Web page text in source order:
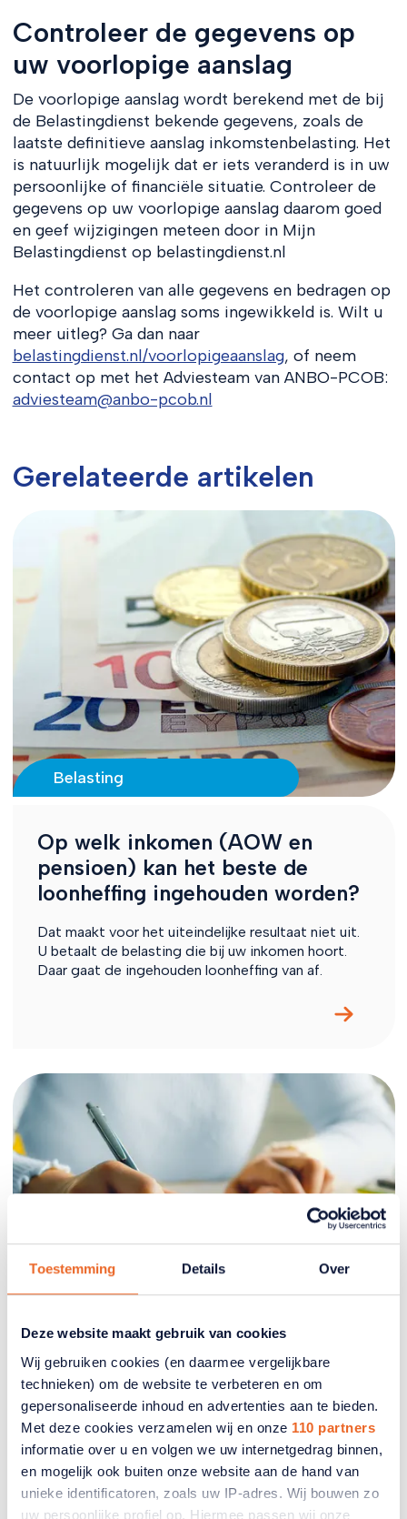
Toestemming Details Over
Deze website maakt gebruik van cookies
Wij gebruiken cookies (en daarmee vergelijkbare
technieken) om de website te verbeteren en om
gepersonaliseerde inhoud en advertenties aan te bieden.
Met deze cookies verzamelen wij en onze 110 partners
informatie over u en volgen we uw internetgedrag binnen,
en mogelijk ook buiten onze website aan de hand van
unieke identificatoren, zoals uw IP-adres. Wij bouwen zo
uw persoonlijke profiel op. Hiermee passen wij onze
Controleer de gegevens op
uw voorlopige aanslag
De voorlopige aanslag wordt berekend met de bij
de Belastingdienst bekende gegevens, zoals de
laatste definitieve aanslag inkomstenbelasting. Het
is natuurlijk mogelijk dat er iets veranderd is in uw
persoonlijke of financiële situatie. Controleer de
gegevens op uw voorlopige aanslag daarom goed
en geef wijzigingen meteen door in Mijn
Belastingdienst op belastingdienst.nl
Het controleren van alle gegevens en bedragen op
de voorlopige aanslag soms ingewikkeld is. Wilt u
meer uitleg? Ga dan naar
belastingdienst.nl/voorlopigeaanslag, of neem
contact op met het Adviesteam van ANBO-PCOB:
adviesteam@anbo-pcob.nl
Gerelateerde artikelen
Belasting
Op welk inkomen (AOW en
pensioen) kan het beste de
loonheffing ingehouden worden?
Dat maakt voor het uiteindelijke resultaat niet uit.
U betaalt de belasting die bij uw inkomen hoort.
Daar gaat de ingehouden loonheffing van af.
Belasting
Waarom moet ik ieder jaar
inkomstenbelasting bijbetalen?
Dat komt omdat het belastingsysteem
verschillende tarieven kent; hoe hoger het inkomen
hoe hoger de belasting.